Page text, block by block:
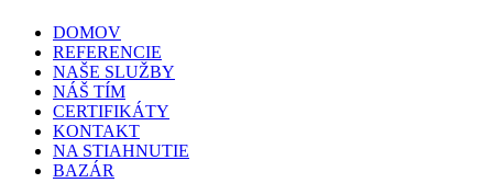
DOMOV
REFERENCIE
NAŠE SLUŽBY
NÁŠ TÍM
CERTIFIKÁTY
KONTAKT
NA STIAHNUTIE
BAZÁR